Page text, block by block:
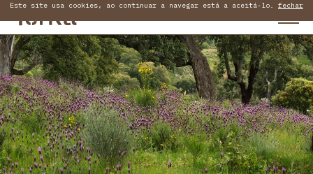
Este site usa cookies, ao continuar a navegar está a aceitá-lo. fechar